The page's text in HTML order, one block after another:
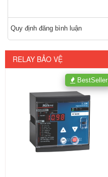
Quy định đăng bình luận
RELAY BẢO VỆ
BestSeller